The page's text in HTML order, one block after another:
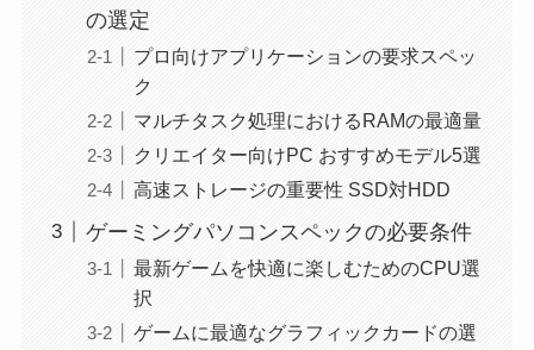
の選定
プロ向けアプリケーションの要求スペッ
ク
マルチタスク処理におけるRAMの最適量
クリエイター向けPC おすすめモデル5選
高速ストレージの重要性 SSD対HDD
ゲーミングパソコンスペックの必要条件
最新ゲームを快適に楽しむためのCPU選
択
ゲームに最適なグラフィックカードの選